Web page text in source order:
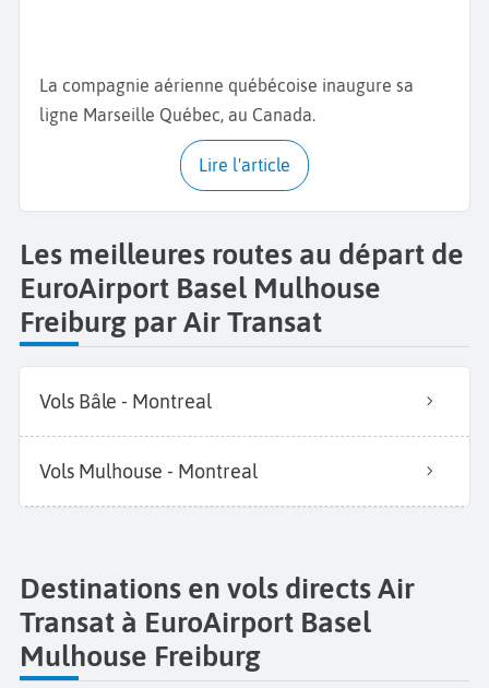
La compagnie aérienne québécoise inaugure sa
ligne Marseille Québec, au Canada.
Lire l'article
Les meilleures routes au départ de
EuroAirport Basel Mulhouse
Freiburg par Air Transat
Vols Bâle - Montreal
Vols Mulhouse - Montreal
Destinations en vols directs Air
Transat à EuroAirport Basel
Mulhouse Freiburg